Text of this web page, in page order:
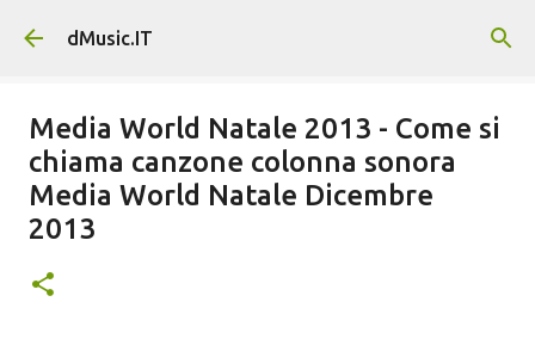
Passa ai contenuti principali
dMusic.IT
Media World Natale 2013 - Come si
chiama canzone colonna sonora
Media World Natale Dicembre
2013